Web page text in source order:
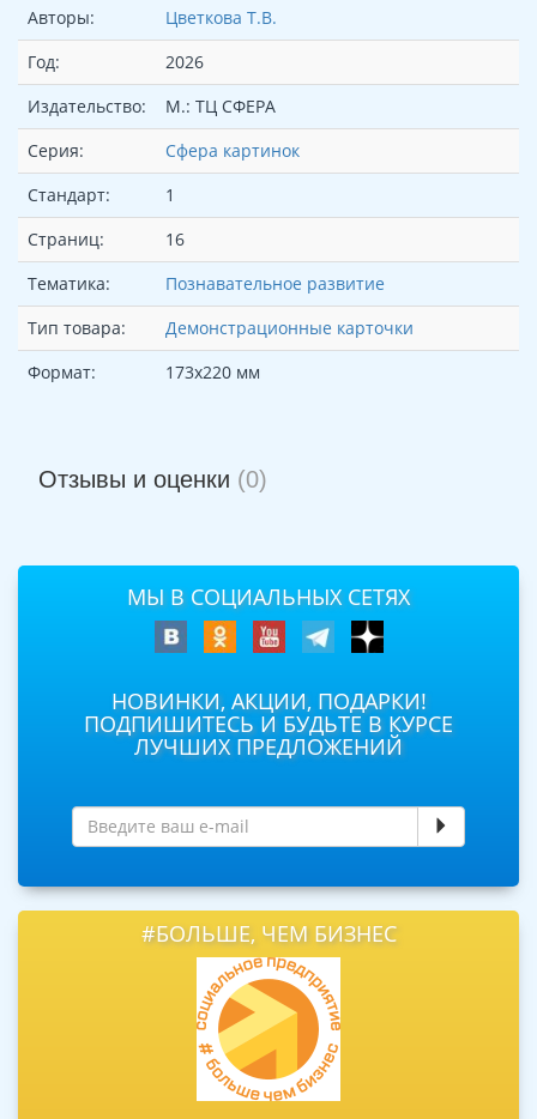
Авторы:
Цветкова Т.В.
Год:
2026
Издательство:
М.: ТЦ СФЕРА
Серия:
Сфера картинок
Стандарт:
1
Страниц:
16
Тематика:
Познавательное развитие
Тип товара:
Демонстрационные карточки
Формат:
173х220 мм
Отзывы и оценки (0)
МЫ В СОЦИАЛЬНЫХ СЕТЯХ
НОВИНКИ, АКЦИИ, ПОДАРКИ!
ПОДПИШИТЕСЬ И БУДЬТЕ В КУРСЕ
ЛУЧШИХ ПРЕДЛОЖЕНИЙ
#БОЛЬШЕ, ЧЕМ БИЗНЕС